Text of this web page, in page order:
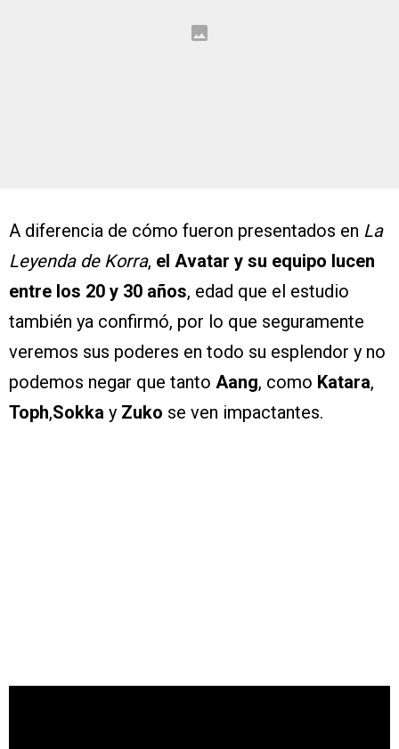
A diferencia de cómo fueron presentados en La
Leyenda de Korra, el Avatar y su equipo lucen
entre los 20 y 30 años, edad que el estudio
también ya confirmó, por lo que seguramente
veremos sus poderes en todo su esplendor y no
podemos negar que tanto Aang, como Katara,
Toph,Sokka y Zuko se ven impactantes.